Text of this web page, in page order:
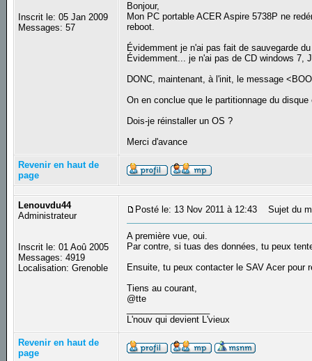
Inscrit le: 05 Jan 2009
Messages: 57
Bonjour,
Mon PC portable ACER Aspire 5738P ne
reboot.
Évidemment je n'ai pas fait de sauvegarde
Évidemment... je n'ai pas de CD windows 7,
DONC, maintenant, à l'init, le message
On en conclue que le partitionnage du
Dois-je réinstaller un OS ?
Merci d'avance
Revenir en haut de
page
Lenouvdu44
Administrateur
Inscrit le: 01 Aoû 2005
Messages: 4919
Localisation: Grenoble
Posté le: 13 Nov 2011 à 12:43 Sujet du
A première vue, oui.
Par contre, si tuas des données, tu peux
Ensuite, tu peux contacter le SAV Acer pour
Tiens au courant,
@tte
L'nouv qui devient L'vieux
Revenir en haut de
page